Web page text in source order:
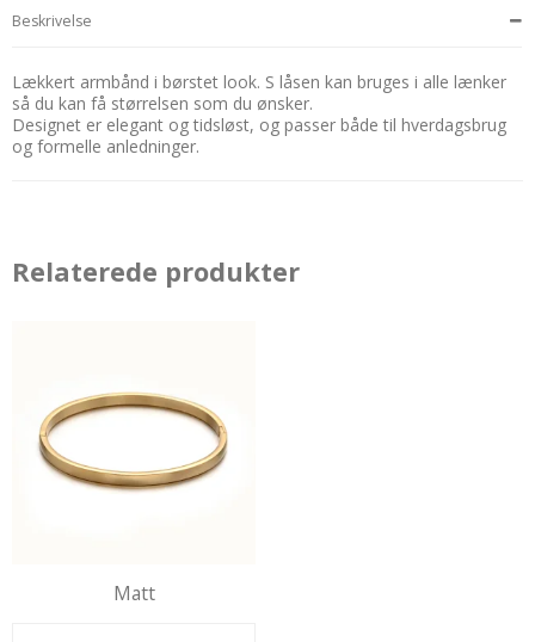
Beskrivelse
Lækkert armbånd i børstet look. S låsen kan bruges i alle lænker
så du kan få størrelsen som du ønsker.
Designet er elegant og tidsløst, og passer både til hverdagsbrug
og formelle anledninger.
Relaterede produkter
Matt